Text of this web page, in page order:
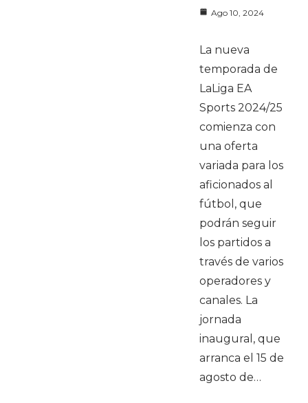
Ago 10, 2024
La nueva
temporada de
LaLiga EA
Sports 2024/25
comienza con
una oferta
variada para los
aficionados al
fútbol, que
podrán seguir
los partidos a
través de varios
operadores y
canales. La
jornada
inaugural, que
arranca el 15 de
agosto de…